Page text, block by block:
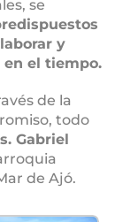
se
y
el tiempo.
de la
todo
Gabriel
de Ajó.